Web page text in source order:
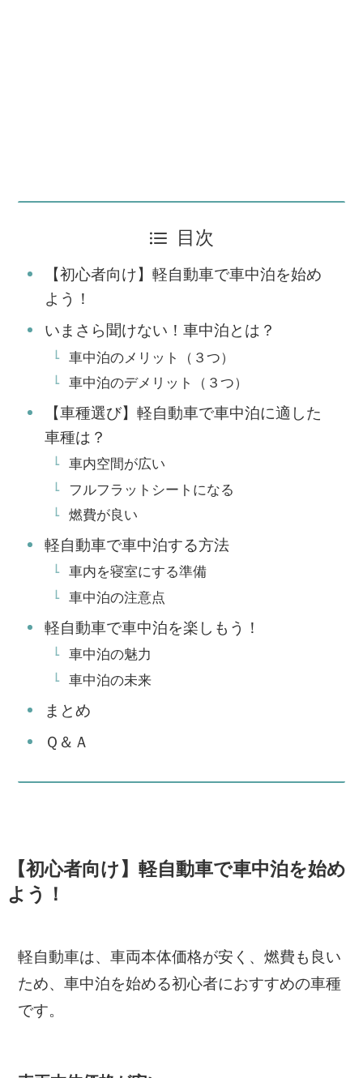
目次
【初心者向け】軽自動車で車中泊を始め
よう！
いまさら聞けない！車中泊とは？
車中泊のメリット（３つ）
車中泊のデメリット（３つ）
【車種選び】軽自動車で車中泊に適した
車種は？
車内空間が広い
フルフラットシートになる
燃費が良い
軽自動車で車中泊する方法
車内を寝室にする準備
車中泊の注意点
軽自動車で車中泊を楽しもう！
車中泊の魅力
車中泊の未来
まとめ
Ｑ＆Ａ
【初心者向け】軽自動車で車中泊を始め
よう！
軽自動車は、車両本体価格が安く、燃費も良い
ため、車中泊を始める初心者におすすめの車種
です。